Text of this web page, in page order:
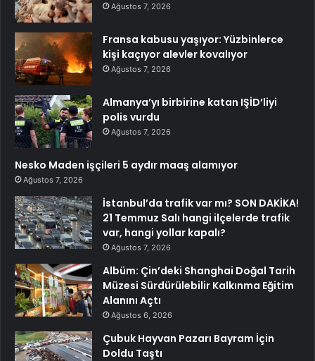
Ağustos 7, 2026
Fransa kabusu yaşıyor: Yüzbinlerce
kişi kaçıyor alevler kovalıyor
Ağustos 7, 2026
Almanya’yı birbirine katan IŞİD’liyi
polis vurdu
Ağustos 7, 2026
Nesko Maden işçileri 5 aydır maaş alamıyor
Ağustos 7, 2026
İstanbul’da trafik var mı? SON DAKİKA!
21 Temmuz Salı hangi ilçelerde trafik
var, hangi yollar kapalı?
Ağustos 7, 2026
Albüm: Çin’deki Shanghai Doğal Tarih
Müzesi Sürdürülebilir Kalkınma Eğitim
Alanını Açtı
Ağustos 6, 2026
Çubuk Hayvan Pazarı Bayram İçin
Doldu Taştı